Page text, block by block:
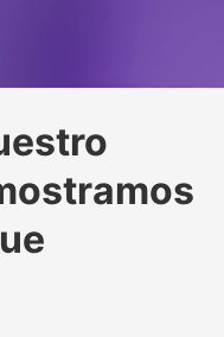
beacon
beacon
beacon